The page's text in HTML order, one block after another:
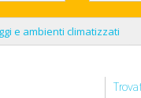
e ambienti climatizzati